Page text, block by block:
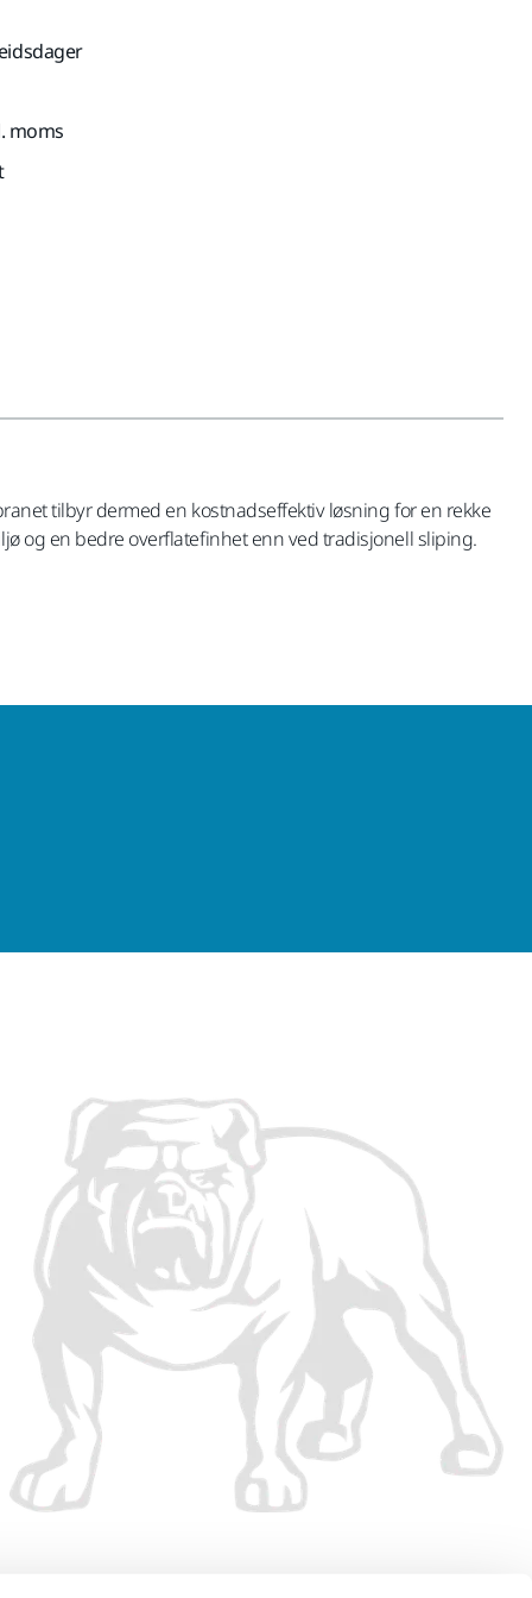
moms
tilbyr dermed en kostnadseffektiv løsning for en rekke
og en bedre overflatefinhet enn ved tradisjonell sliping.